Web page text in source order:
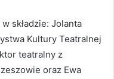
składzie: Jolanta
Kultury Teatralnej
teatralny z
oraz Ewa